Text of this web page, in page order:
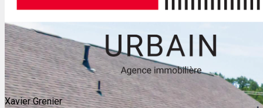
Xavier Grenier